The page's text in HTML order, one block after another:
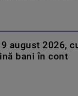
august 2026,
bani în cont